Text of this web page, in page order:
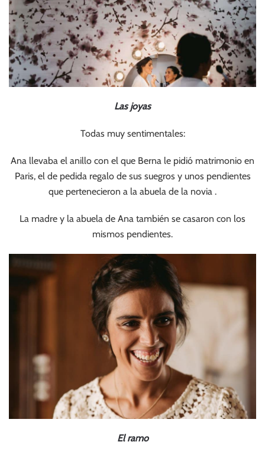
Las joyas
Todas muy sentimentales:
Ana llevaba el anillo con el que Berna le pidió matrimonio en
Paris, el de pedida regalo de sus suegros y unos pendientes
que pertenecieron a la abuela de la novia .
La madre y la abuela de Ana también se casaron con los
mismos pendientes.
El ramo